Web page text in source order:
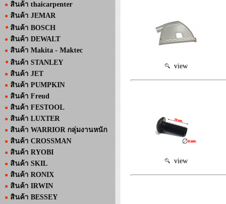
สินค้า thaicarpenter
สินค้า JEMAR
สินค้า BOSCH
สินค้า DEWALT
สินค้า Makita - Maktec
สินค้า STANLEY
สินค้า JET
สินค้า PUMPKIN
สินค้า Freud
สินค้า FESTOOL
สินค้า LUXTER
สินค้า WARRIOR กลุ่มงานหนัก
สินค้า CROSSMAN
สินค้า RYOBI
สินค้า SKIL
สินค้า RONIX
สินค้า IRWIN
สินค้า BESSEY
view
view